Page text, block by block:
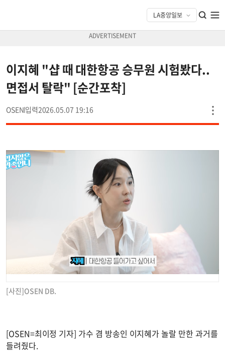
이지혜 "샵 때 대한항공 승무원 시험봤다..
면접서 탈락" [순간포착]
OSEN 2026.05.07 19:16
[사진]OSEN DB.
[OSEN=최이정 기자] 가수 겸 방송인 이지혜가 놀랄 만한 과거를
들려줬다.